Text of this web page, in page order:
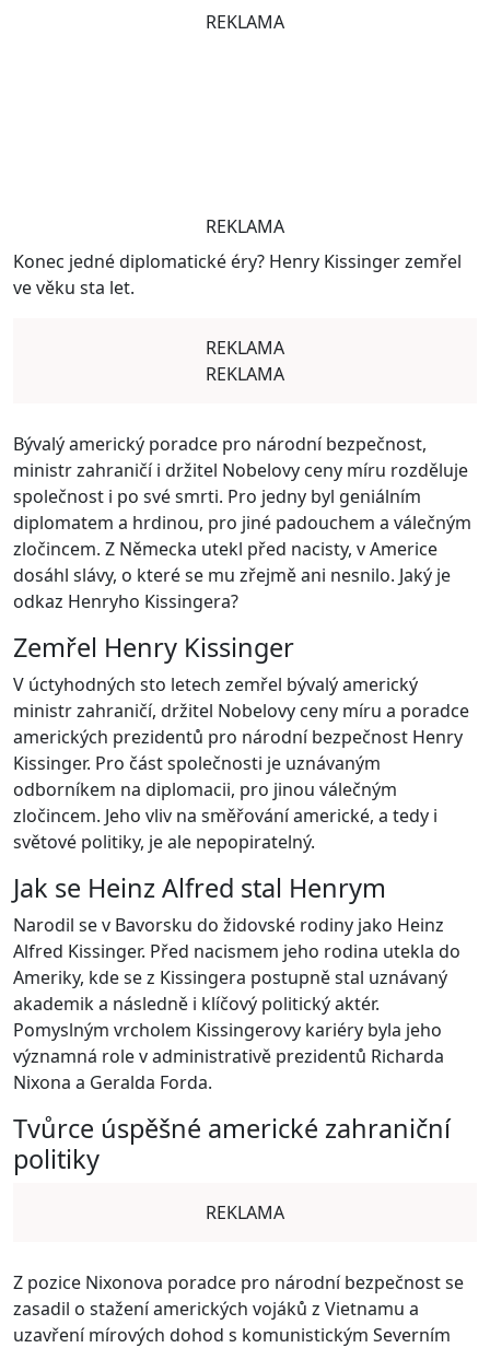
REKLAMA
REKLAMA
Konec jedné diplomatické éry? Henry Kissinger zemřel
ve věku sta let.
REKLAMA
REKLAMA
Bývalý americký poradce pro národní bezpečnost,
ministr zahraničí i držitel Nobelovy ceny míru rozděluje
společnost i po své smrti. Pro jedny byl geniálním
diplomatem a hrdinou, pro jiné padouchem a válečným
zločincem. Z Německa utekl před nacisty, v Americe
dosáhl slávy, o které se mu zřejmě ani nesnilo. Jaký je
odkaz Henryho Kissingera?
Zemřel Henry Kissinger
V úctyhodných sto letech zemřel bývalý americký
ministr zahraničí, držitel Nobelovy ceny míru a poradce
amerických prezidentů pro národní bezpečnost Henry
Kissinger. Pro část společnosti je uznávaným
odborníkem na diplomacii, pro jinou válečným
zločincem. Jeho vliv na směřování americké, a tedy i
světové politiky, je ale nepopiratelný.
Jak se Heinz Alfred stal Henrym
Narodil se v Bavorsku do židovské rodiny jako Heinz
Alfred Kissinger. Před nacismem jeho rodina utekla do
Ameriky, kde se z Kissingera postupně stal uznávaný
akademik a následně i klíčový politický aktér.
Pomyslným vrcholem Kissingerovy kariéry byla jeho
významná role v administrativě prezidentů Richarda
Nixona a Geralda Forda.
Tvůrce úspěšné americké zahraniční
politiky
REKLAMA
Z pozice Nixonova poradce pro národní bezpečnost se
zasadil o stažení amerických vojáků z Vietnamu a
uzavření mírových dohod s komunistickým Severním